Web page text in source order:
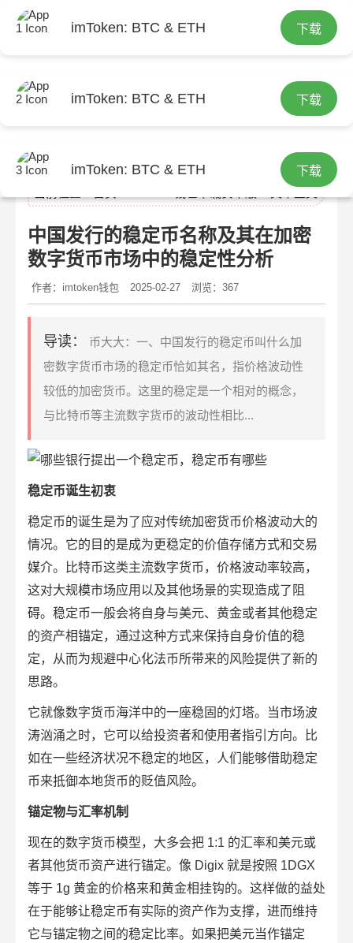
imToken: BTC & ETH 下载
imToken: BTC & ETH 下载
imToken: BTC & ETH 下载
中国发行的稳定币名称及其在加密
数字货币市场中的稳定性分析
作者：imtoken钱包 2025-02-27 浏览：367
导读：
币大大：一、中国发行的稳定币叫什么加
密数字货币市场的稳定币恰如其名，指价格波动性
较低的加密货币。这里的稳定是一个相对的概念，
与比特币等主流数字货币的波动性相比...
稳定币诞生初衷
稳定币的诞生是为了应对传统加密货币价格波动大的
情况。它的目的是成为更稳定的价值存储方式和交易
媒介。
比特币这类主流数字货币 ，价格波动率较高，
这对大规模市场应用以及其他场景的实现造成了阻
碍。稳定币一般会将自身与美元、黄金或者其他稳定
的资产相锚定，通过这种方式来保持自身价值的稳
定，从而为规避中心化法币所带来的风险提供了新的
思路。
它就像数字货币海洋中的一座稳固的灯塔。当市场波
涛汹涌之时，它可以给投资者和使用者指引方向。比
如在一些经济状况不稳定的地区，人们能够借助稳定
币来抵御本地货币的贬值风险。
锚定物与汇率机制
现在的数字货币模型，大多会把 1:1 的汇率和美元或
者其他货币资产进行锚定。像 Digix 就是按照 1DGX
等于 1g 黄金的价格来和黄金相挂钩的。这样做的益处
在于能够让稳定币有实际的资产作为支撑，进而维持
它与锚定物之间的稳定比率。如果把美元当作锚定